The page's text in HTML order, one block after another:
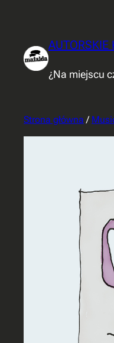
AUTORSKIE
¿Na miejscu
Strona główna /